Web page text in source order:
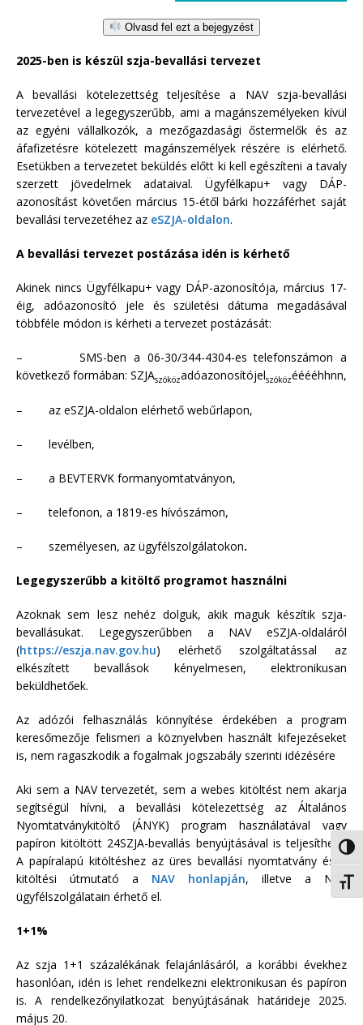
Olvasd fel ezt a bejegyzést
2025-ben is készül szja-bevallási tervezet
A bevallási kötelezettség teljesítése a NAV szja-bevallási
tervezetével a legegyszerűbb, ami a magánszemélyeken kívül
az egyéni vállalkozók, a mezőgazdasági őstermelők és az
áfafizetésre kötelezett magánszemélyek részére is elérhető.
Esetükben a tervezetet beküldés előtt ki kell egészíteni a tavaly
szerzett jövedelmek adataival. Ügyfélkapu+ vagy DÁP-
azonosítást követően március 15-étől bárki hozzáférhet saját
bevallási tervezetéhez az eSZJA-oldalon.
A bevallási tervezet postázása idén is kérhető
Akinek nincs Ügyfélkapu+ vagy DÁP-azonosítója, március 17-
éig, adóazonosító jele és születési dátuma megadásával
többféle módon is kérheti a tervezet postázását:
– SMS-ben a 06-30/344-4304-es telefonszámon a
következő formában: SZJAszóközadóazonosítójelszóközééééhhnn,
– az eSZJA-oldalon elérhető webűrlapon,
– levélben,
– a BEVTERVK formanyomtatványon,
–telefonon, a 1819-es hívószámon,
– személyesen, az ügyfélszolgálatokon.
Legegyszerűbb a kitöltő programot használni
Azoknak sem lesz nehéz dolguk, akik maguk készítik szja-
bevallásukat. Legegyszerűbben a NAV eSZJA-oldaláról
(https://eszja.nav.gov.hu) elérhető szolgáltatással az
elkészített bevallások kényelmesen, elektronikusan
beküldhetőek.
Az adózói felhasználás könnyítése érdekében a program
keresőmezője felismeri a köznyelvben használt kifejezéseket
is, nem ragaszkodik a fogalmak jogszabály szerinti idézésére
Aki sem a NAV tervezetét, sem a webes kitöltést nem akarja
segítségül hívni, a bevallási kötelezettség az Általános
Nyomtatványkitöltő (ÁNYK)
program használatával vagy
papíron kitöltött 24SZJA-bevallás benyújtásával is teljesíthető.
A papíralapú kitöltéshez az üres bevallási nyomtatvány és a
kitöltési útmutató a NAV honlapján, illetve a NAV
ügyfélszolgálatain érhető el.
1+1%
Az szja 1+1 százalékának felajánlásáról, a korábbi évekhez
hasonlóan, idén is lehet rendelkezni elektronikusan és papíron
is. A rendelkezőnyilatkozat benyújtásának határideje 2025.
május 20.